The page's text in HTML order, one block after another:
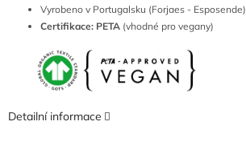
Vyrobeno v Portugalsku (Forjaes - Esposende)
Certifikace: PETA (vhodné pro vegany)
Detailní informace